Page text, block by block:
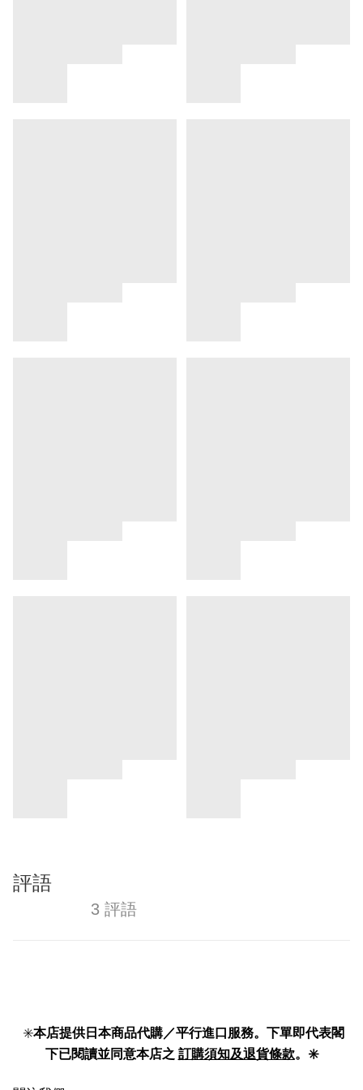
評語
3 評語
✳️本店提供日本商品代購／平行進口服務。下單即代表閣
下已閱讀並同意本店之 訂購須知及退貨條款。✳️